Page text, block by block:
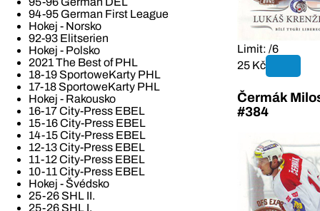
94-95 German First League
Hokej - Norsko
92-93 Elitserien
Hokej - Polsko
2021 The Best of PHL
18-19 SportoweKarty PHL
17-18 SportoweKarty PHL
Hokej - Rakousko
16-17 City-Press EBEL
15-16 City-Press EBEL
14-15 City-Press EBEL
12-13 City-Press EBEL
11-12 City-Press EBEL
10-11 City-Press EBEL
Hokej - Švédsko
25-26 SHL II.
25-26 SHL I.
Limit: /6
25 Kč
Čermák
#384